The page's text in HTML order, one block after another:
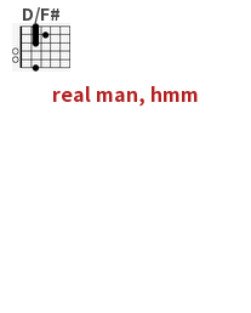
D/F#
real man, hmm